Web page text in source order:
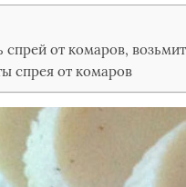
спрей от комаров,
спрея от комаров